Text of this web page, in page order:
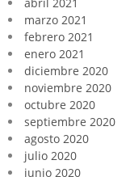
marzo 2021
febrero 2021
enero 2021
diciembre 2020
noviembre 2020
octubre 2020
septiembre 2020
agosto 2020
julio 2020
junio 2020